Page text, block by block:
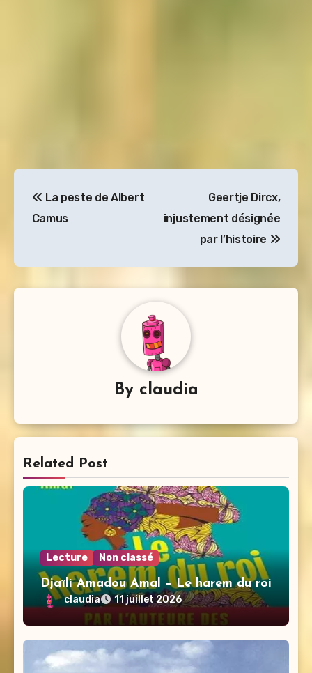
de
La peste de Albert
Camus
Geertje Dircx,
injustement désignée
par l’histoire
By claudia
Related Post
Lecture Non classé
Djaïli Amadou Amal – Le harem du roi
claudia 11 juillet 2026